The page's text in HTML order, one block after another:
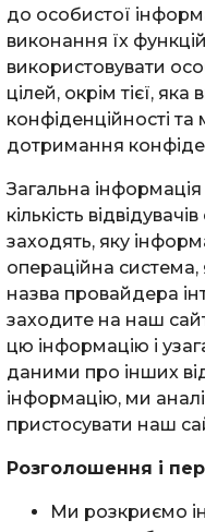
до особистої
виконання їх
використовувати
цілей, окрім тієї,
конфіденційності
дотримання
Загальна інформація
кількість
заходять, яку
операційна
назва провайдера
заходите на наш
цю інформацію і
даними про інших
інформацію, ми
пристосувати наш
Розголошення і
Ми розкриємо